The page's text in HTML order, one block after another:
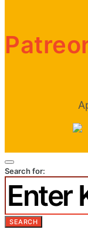
Search for:
SEARCH